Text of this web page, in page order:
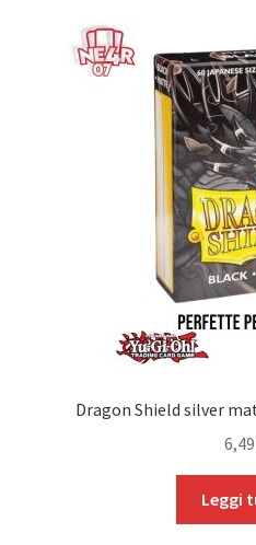
Dragon Shield silver
6,49
Leggi